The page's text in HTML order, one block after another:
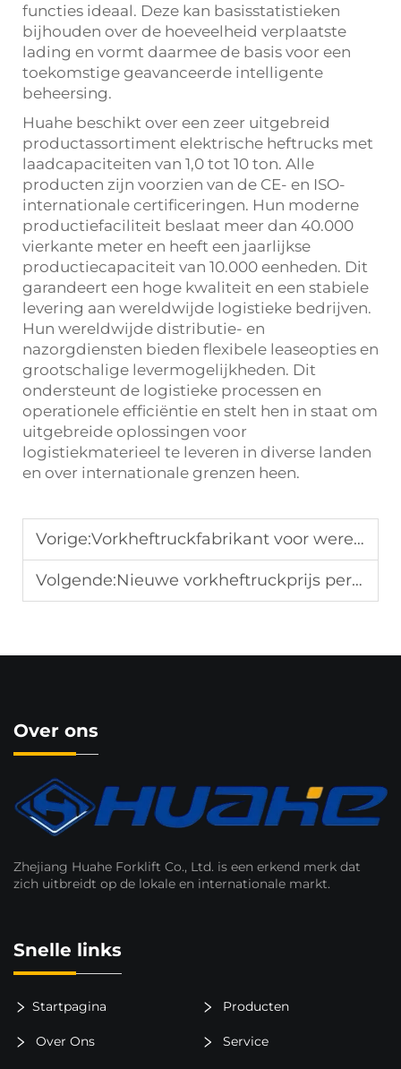
functies ideaal. Deze kan basisstatistieken
bijhouden over de hoeveelheid verplaatste
lading en vormt daarmee de basis voor een
toekomstige geavanceerde intelligente
beheersing.
Huahe beschikt over een zeer uitgebreid
productassortiment elektrische heftrucks met
laadcapaciteiten van 1,0 tot 10 ton. Alle
producten zijn voorzien van de CE- en ISO-
internationale certificeringen. Hun moderne
productiefaciliteit beslaat meer dan 40.000
vierkante meter en heeft een jaarlijkse
productiecapaciteit van 10.000 eenheden. Dit
garandeert een hoge kwaliteit en een stabiele
levering aan wereldwijde logistieke bedrijven.
Hun wereldwijde distributie- en
nazorgdiensten bieden flexibele leaseopties en
grootschalige levermogelijkheden. Dit
ondersteunt de logistieke processen en
operationele efficiëntie en stelt hen in staat om
uitgebreide oplossingen voor
logistiekmaterieel te leveren in diverse landen
en over internationale grenzen heen.
Vorige:Vorkheftruckfabrikant voor wereldwijde havenprojecten
Volgende:Nieuwe vorkheftruckprijs per tonnage voor fabriek
Over ons
Zhejiang Huahe Forklift Co., Ltd. is een erkend merk dat
zich uitbreidt op de lokale en internationale markt.
Snelle links
Startpagina Producten
Over Ons Service